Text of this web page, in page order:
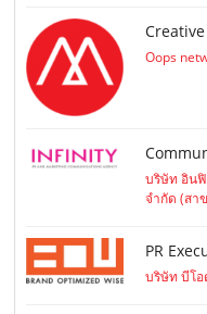
Oops
บริษัท อิน
จำกัด (สา
PR
บริษัท บีโอ